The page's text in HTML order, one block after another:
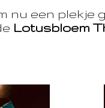
nu een plekje
Lotusbloem